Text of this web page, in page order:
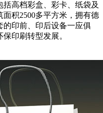
高档彩盒、彩卡、纸袋及
积2500多平方米，拥有德
的印前、印后设备一应俱
印刷转型发展。